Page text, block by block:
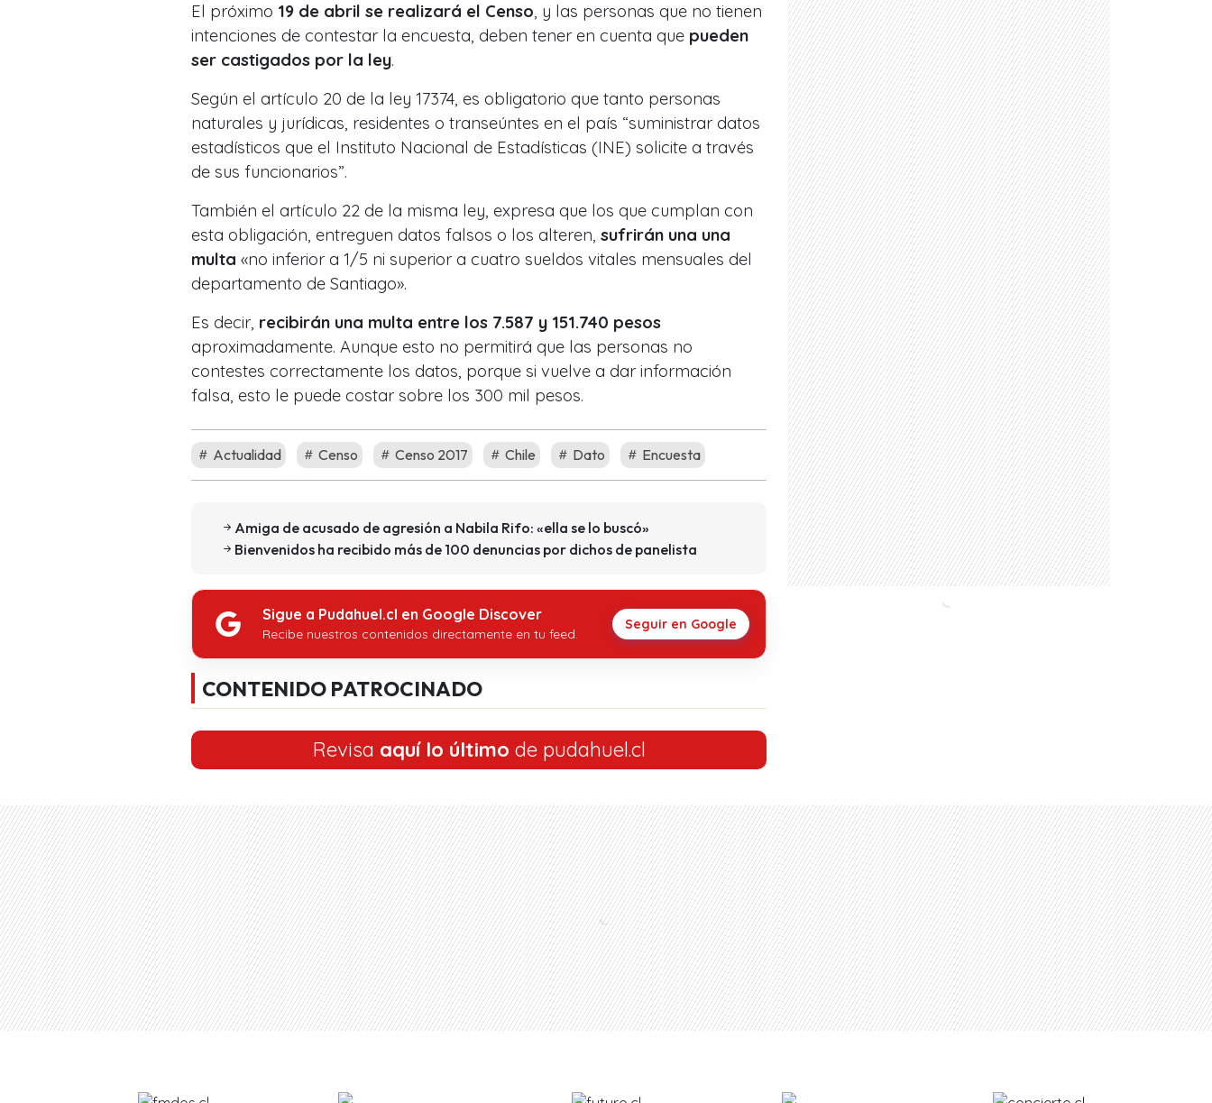
El próximo 19 de abril se realizará el Censo, y las personas que no tienen
intenciones de contestar la encuesta, deben tener en cuenta que pueden
ser castigados por la ley.
Según el artículo 20 de la ley 17374, es obligatorio que tanto personas
naturales y jurídicas, residentes o transeúntes en el país “suministrar datos
estadísticos que el Instituto Nacional de Estadísticas (INE) solicite a través
de sus funcionarios”.
También el artículo 22 de la misma ley, expresa que los que cumplan con
esta obligación, entreguen datos falsos o los alteren, sufrirán una una
multa «no inferior a 1/5 ni superior a cuatro sueldos vitales mensuales del
departamento de Santiago».
Es decir, recibirán una multa entre los 7.587 y 151.740 pesos
aproximadamente. Aunque esto no permitirá que las personas no
contestes correctamente los datos, porque si vuelve a dar información
falsa, esto le puede costar sobre los 300 mil pesos.
Actualidad Censo Censo 2017 Chile Dato Encuesta
Amiga de acusado de agresión a Nabila Rifo: «ella se lo buscó»
Bienvenidos ha recibido más de 100 denuncias por dichos de panelista
Sigue a Pudahuel.cl en Google Discover
Recibe nuestros contenidos directamente en tu feed.
Seguir en Google
CONTENIDO PATROCINADO
Revisa aquí lo último de pudahuel.cl